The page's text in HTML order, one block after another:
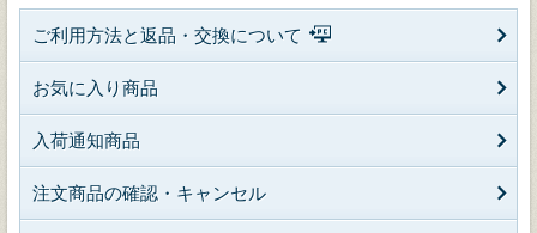
ご利用方法と返品・交換について
お気に入り商品
入荷通知商品
注文商品の確認・キャンセル